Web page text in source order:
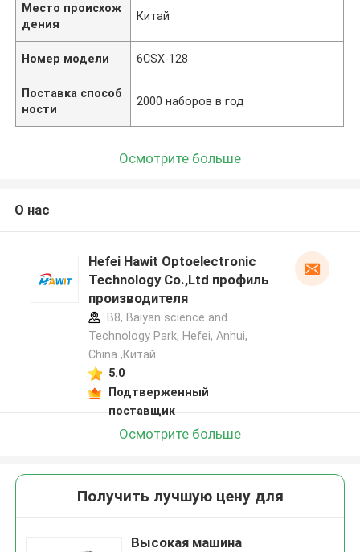
Место происхож
дения
Китай
Номер модели 6CSX-128
Поставка способ
ности
2000 наборов в год
Осмотрите больше
О нас
Hefei Hawit Optoelectronic
Technology Co.,Ltd профиль
производителя
B8, Baiyan science and
Technology Park, Hefei, Anhui,
China ,Китай
5.0
Подтверженный
поставщик
Осмотрите больше
Получить лучшую цену для
Высокая машина